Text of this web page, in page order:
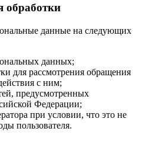
обработки
данные на следующих
данных;
для рассмотрения обращения
с ним;
предусмотренных
Федерации;
при условии, что это не
пользователя.